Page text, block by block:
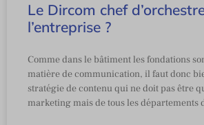
Le Dircom chef
l’entreprise ?
Comme dans le bâtiment les fondations
matière de communication, il faut donc
stratégie de contenu qui ne doit pas être
marketing mais de tous les départements